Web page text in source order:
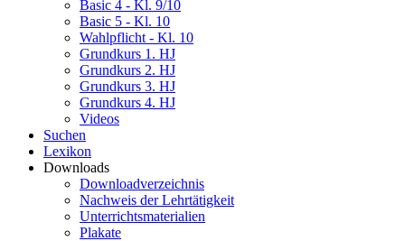
Basic 4 - Kl. 9/10
Basic 5 - Kl. 10
Wahlpflicht - Kl. 10
Grundkurs 1. HJ
Grundkurs 2. HJ
Grundkurs 3. HJ
Grundkurs 4. HJ
Videos
Suchen
Lexikon
Downloads
Downloadverzeichnis
Nachweis der Lehrtätigkeit
Unterrichtsmaterialien
Plakate